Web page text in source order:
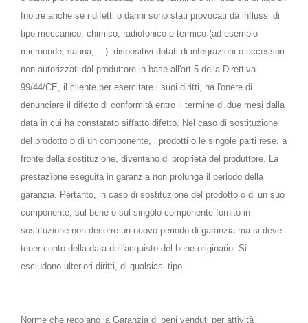
Inoltre anche se i difetti o danni sono stati provocati da influssi di
tipo meccanico, chimico, radiofonico e termico (ad esempio
microonde, sauna,.:..)- dispositivi dotati di integrazioni o accessori
non autorizzati dal produttore in base all'art.5 della Direttiva
99/44/CE, il cliente per esercitare i suoi diritti, ha l'onere di
denunciare il difetto di conformità entro il termine di due mesi dalla
data in cui ha constatato siffatto difetto. Nel caso di sostituzione
del prodotto o di un componente, i prodotti o le singole parti rese, a
fronte della sostituzione, diventano di proprietà del produttore. La
prestazìone eseguita in garanzia non prolunga il periodo della
garanzia. Pertanto, in caso di sostituzione del prodotto o di un suo
componente, sul bene o sul singolo componente fornito in
sostituzione non decorre un nuovo periodo di garanzia ma si deve
tener conto della data dell'acquisto del bene originario. Si
escludono ulteriori diritti, di qualsiasi tipo.
Norme che regolano la Garanzia di beni venduti per attività